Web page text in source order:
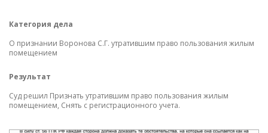
Категория дела
О признании Воронова С.Г. утратившим право пользования жилым
помещением
Результат
Суд решил Признать утратившим право пользования жилым
помещением, Снять с регистрационного учета.